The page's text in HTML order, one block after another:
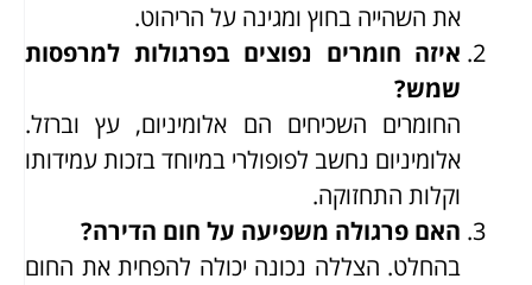
את השהייה בחוץ ומגינה על הריהוט.
איזה חומרים נפוצים בפרגולות למרפסות
שמש?
החומרים השכיחים הם אלומיניום, עץ וברזל.
אלומיניום נחשב לפופולרי במיוחד בזכות עמידותו
וקלות התחזוקה.
האם פרגולה משפיעה על חום הדירה?
בהחלט. הצללה נכונה יכולה להפחית את החום